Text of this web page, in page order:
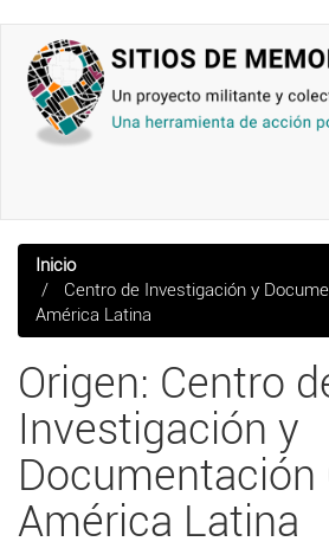
contenido
principal
Inicio
Centro de Investigación y
América Latina
Origen: Centro
Investigación y
Documentación
América Latina